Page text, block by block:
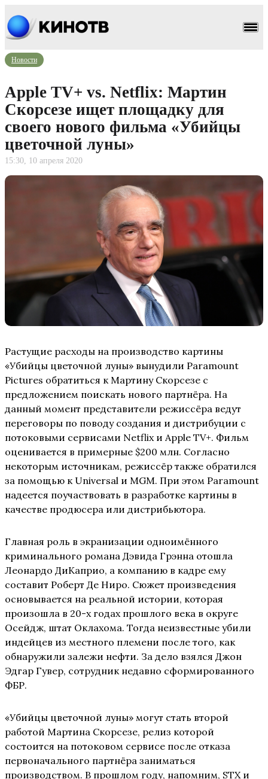
Новости
Apple TV+ vs. Netflix: Мартин
Скорсезе ищет площадку для
своего нового фильма «Убийцы
цветочной луны»
15:30, 10 апреля 2020
Растущие расходы на производство картины
«Убийцы цветочной луны» вынудили Paramount
Pictures обратиться к Мартину Скорсезе с
предложением поискать нового партнёра. На
данный момент представители режиссёра ведут
переговоры по поводу создания и дистрибуции с
потоковыми сервисами Netflix и Apple TV+. Фильм
оценивается в примерные $200 млн. Согласно
некоторым источникам, режиссёр также обратился
за помощью к Universal и MGM. При этом Paramount
надеется поучаствовать в разработке картины в
качестве продюсера или дистрибьютора.
Главная роль в экранизации одноимённого
криминального романа Дэвида Грэнна отошла
Леонардо ДиКаприо, а компанию в кадре ему
составит Роберт Де Ниро. Сюжет произведения
основывается на реальной истории, которая
произошла в 20-х годах прошлого века в округе
Осейдж, штат Оклахома. Тогда неизвестные убили
индейцев из местного племени после того, как
обнаружили залежи нефти. За дело взялся Джон
Эдгар Гувер, сотрудник недавно сформированного
ФБР.
«Убийцы цветочной луны» могут стать второй
работой Мартина Скорсезе, релиз которой
состоится на потоковом сервисе после отказа
первоначального партнёра заниматься
производством. В прошлом году, напомним, STX и